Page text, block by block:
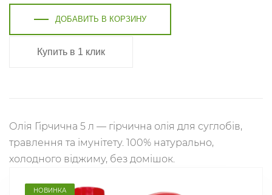
ДОБАВИТЬ В КОРЗИНУ
Купить в 1 клик
Олія Гірчична 5 л — гірчична олія для суглобів,
травлення та імунітету. 100% натурально,
холодного віджиму, без домішок.
НОВИНКА